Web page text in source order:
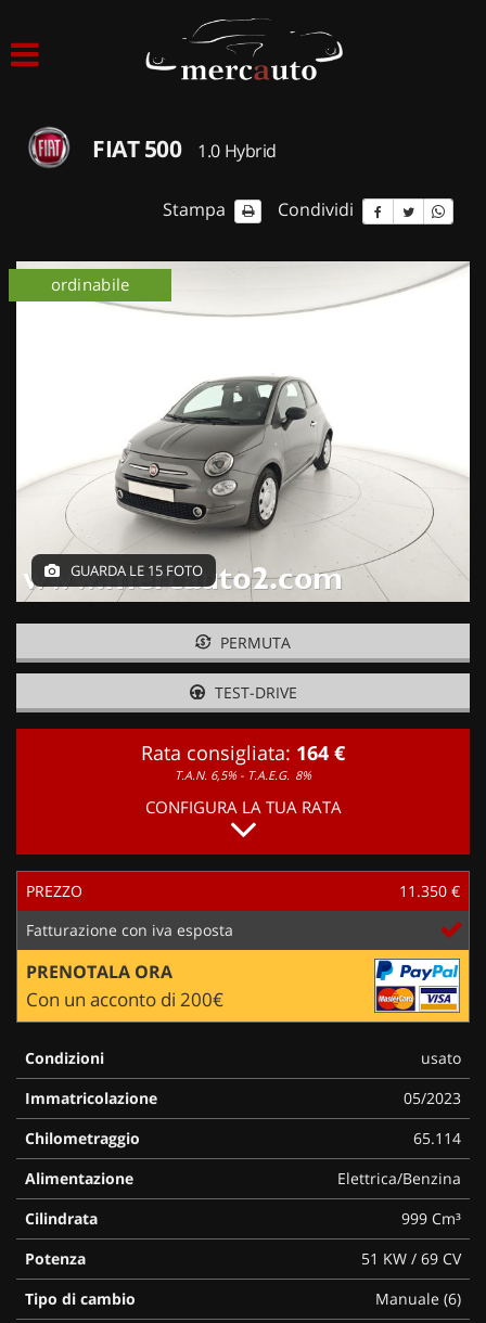
ACQUISTIAMO USATO
NOLEGGIO AUTO
NOLEGGIO BREVE TERMINE
CONTATTI
FIAT 500 1.0 Hybrid
Stampa Condividi
ordinabile
GUARDA LE 15 FOTO
PERMUTA
TEST-DRIVE
Rata consigliata: 164 €
T.A.N. 6,5% - T.A.E.G. 8%
CONFIGURA LA TUA RATA
PREZZO
11.350 €
Fatturazione con iva esposta
PRENOTALA ORA
Con un acconto di 200€
Condizioni
usato
Immatricolazione
05/2023
Chilometraggio
65.114
Alimentazione
Elettrica/Benzina
Cilindrata
999 Cm³
Potenza
51 KW / 69 CV
Tipo di cambio
Manuale (6)